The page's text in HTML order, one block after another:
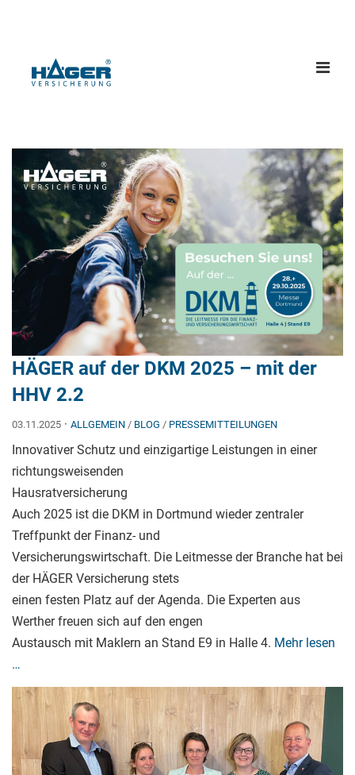
Menü
HÄGER auf der DKM 2025 – mit der
HHV 2.2
03.11.2025 · ALLGEMEIN / BLOG / PRESSEMITTEILUNGEN
Innovativer Schutz und einzigartige Leistungen in einer
richtungsweisenden
Hausratversicherung
Auch 2025 ist die DKM in Dortmund wieder zentraler
Treffpunkt der Finanz- und
Versicherungswirtschaft. Die Leitmesse der Branche hat bei
der HÄGER Versicherung stets
einen festen Platz auf der Agenda. Die Experten aus
Werther freuen sich auf den engen
Austausch mit Maklern an Stand E9 in Halle 4. Mehr lesen
…